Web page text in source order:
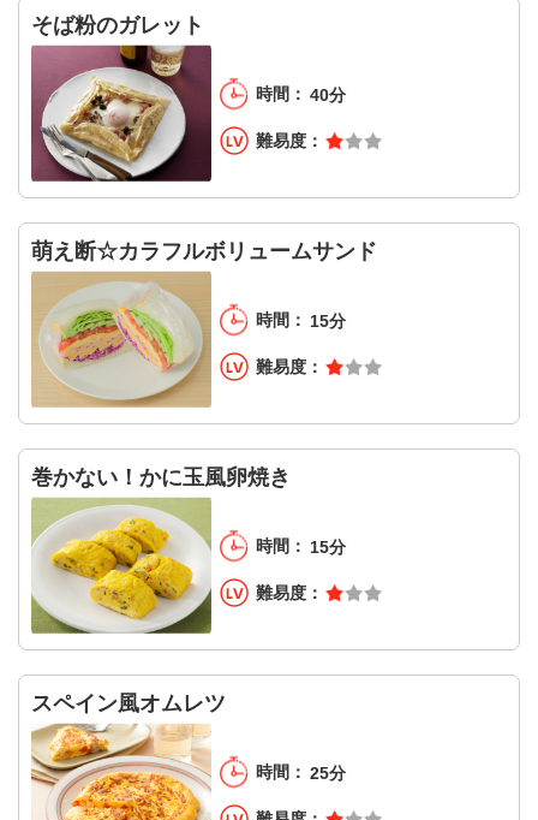
そば粉のガレット
40分
萌え断☆カラフルボリュームサンド
15分
巻かない！かに玉風卵焼き
15分
スペイン風オムレツ
25分